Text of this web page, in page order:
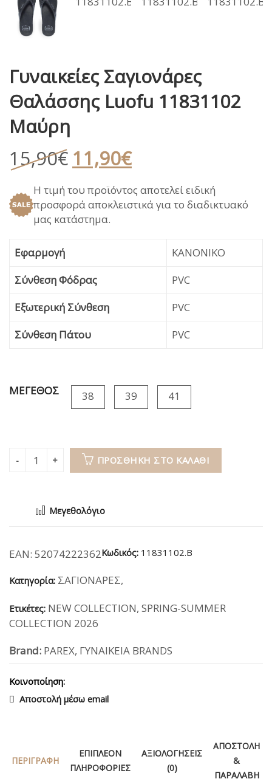
Γυναικείες Σαγιονάρες
Θαλάσσης Luofu 11831102
Μαύρη
15,90€ Original
price
was:
15,90€.
11,90€Η
τρέχουσα
τιμή
είναι:
Η τιμή του προϊόντος αποτελεί ειδική
προσφορά αποκλειστικά για το διαδικτυακό
μας κατάστημα.
Εφαρμογή
ΚΑΝΟΝΙΚΟ
Σύνθεση Φόδρας
PVC
Εξωτερική Σύνθεση
PVC
Σύνθεση Πάτου
PVC
ΜΕΓΕΘΟΣ 38 39 41
ΠΡΟΣΘΉΚΗ ΣΤΟ ΚΑΛΆΘΙ
Μεγεθολόγιο
EAN: 52074222362Κωδικός: 11831102.B
Κατηγορία: ΣΑΓΙΟΝΑΡΕΣ,
Ετικέτες: NEW COLLECTION, SPRING-SUMMER
COLLECTION 2026
Brand: PAREX, ΓΥΝΑΙΚΕΙΑ BRANDS
Κοινοποίηση:
Αποστολή μέσω email
ΠΕΡΙΓΡΑΦΉ
ΕΠΙΠΛΈΟΝ
ΠΛΗΡΟΦΟΡΊΕΣ
ΑΞΙΟΛΟΓΉΣΕΙΣ
(0)
ΑΠΟΣΤΟΛΉ
&
ΠΑΡΑΛΑΒΉ